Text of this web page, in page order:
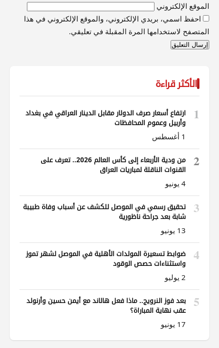
الموقع الإلكتروني
احفظ اسمي، بريدي الإلكتروني، والموقع الإلكتروني في هذا
المتصفح لاستخدامها المرة المقبلة في تعليقي.
الأكثر قراءة
1
ارتفاع أسعار صرف الدولار مقابل الدينار العراقي في بغداد
وأربيل وعموم المحافظات
1 أغسطس
2
من ودية الأربعاء إلى كأس العالم 2026.. تعرف على
القنوات الناقلة لمباريات العراق
4 يونيو
3
تحقيق رسمي في الموصل للكشف عن أسباب وفاة طبيبة
شابة بعد جراحة ناظورية
13 يونيو
4
ضوابط تسعيرة المولدات الأهلية في الموصل لشهر تموز
واستثناءات حصص الوقود
2 يوليو
5
بعد فوز النرويج.. ماذا فعل هالاند مع أيمن حسين وأرنولد
عقب نهاية المباراة؟
17 يونيو